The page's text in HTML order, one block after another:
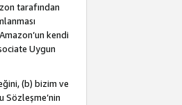
tarafından
kendi
Uygun
(b) bizim ve